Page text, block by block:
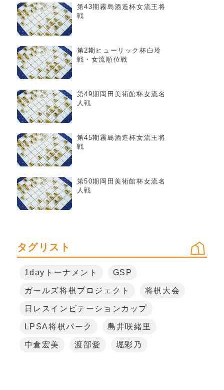
第43期霧島酒造杯女流王将
戦
第2期ヒューリック杯白玲
戦・女流順位戦
第49期岡田美術館杯女流名
人戦
第45期霧島酒造杯女流王将
戦
第50期岡田美術館杯女流名
人戦
タグリスト
1dayトーナメント GSP
ガールズ将棋プロジェクト 将棋大会
日レスインビテーションカップ
LPSA将棋パーク 島井咲緒里
中倉宏美 渡部愛 堀彩乃